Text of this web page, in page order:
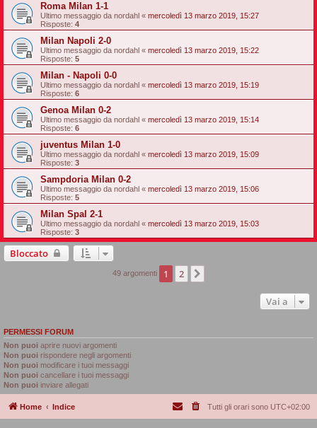
Roma Milan 1-1
Ultimo messaggio da nordahl « mercoledì 13 marzo 2019, 15:27
Risposte: 4
Milan Napoli 2-0
Ultimo messaggio da nordahl « mercoledì 13 marzo 2019, 15:22
Risposte: 5
Milan - Napoli 0-0
Ultimo messaggio da nordahl « mercoledì 13 marzo 2019, 15:19
Risposte: 6
Genoa Milan 0-2
Ultimo messaggio da nordahl « mercoledì 13 marzo 2019, 15:14
Risposte: 6
juventus Milan 1-0
Ultimo messaggio da nordahl « mercoledì 13 marzo 2019, 15:09
Risposte: 3
Sampdoria Milan 0-2
Ultimo messaggio da nordahl « mercoledì 13 marzo 2019, 15:06
Risposte: 5
Milan Spal 2-1
Ultimo messaggio da nordahl « mercoledì 13 marzo 2019, 15:03
Risposte: 3
Bloccato
49 argomenti 1 2
Vai a
PERMESSI FORUM
Non puoi aprire nuovi argomenti
Non puoi rispondere negli argomenti
Non puoi modificare i tuoi messaggi
Non puoi cancellare i tuoi messaggi
Non puoi inviare allegati
Home Indice Tutti gli orari sono UTC+02:00